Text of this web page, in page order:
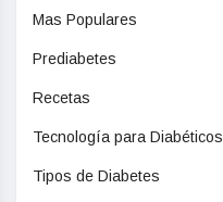
Mas Populares
Prediabetes
Recetas
Tecnología para Diabéticos
Tipos de Diabetes